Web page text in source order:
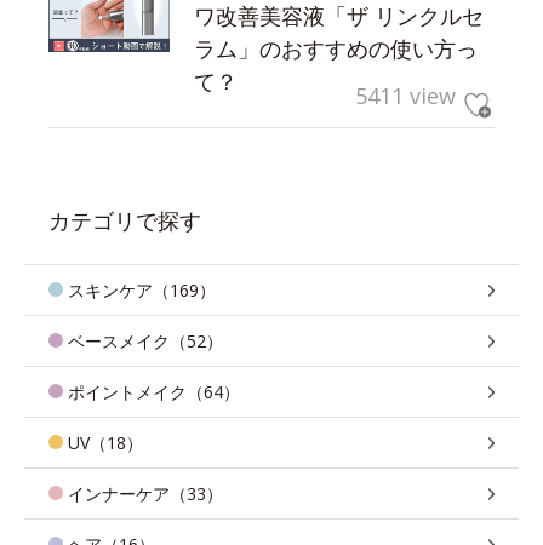
ワ改善美容液「ザ リンクルセ
ラム」のおすすめの使い方っ
て？
5411 view
カテゴリで探す
スキンケア（169）
ベースメイク（52）
ポイントメイク（64）
UV（18）
インナーケア（33）